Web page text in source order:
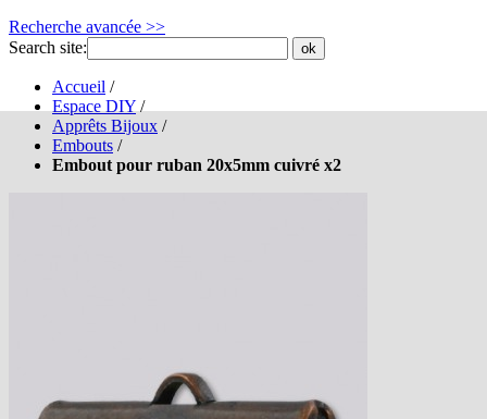
Recherche avancée >>
Search site:
ok
Accueil /
Espace DIY /
Apprêts Bijoux /
Embouts /
Embout pour ruban 20x5mm cuivré x2